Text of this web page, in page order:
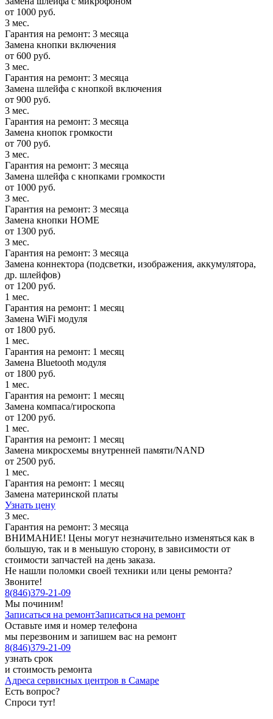
от 1000 руб.
3 мес.
Гарантия на ремонт: 3 месяца
Замена кнопки включения
от 600 руб.
3 мес.
Гарантия на ремонт: 3 месяца
Замена шлейфа с кнопкой включения
от 900 руб.
3 мес.
Гарантия на ремонт: 3 месяца
Замена кнопок громкости
от 700 руб.
3 мес.
Гарантия на ремонт: 3 месяца
Замена шлейфа с кнопками громкости
от 1000 руб.
3 мес.
Гарантия на ремонт: 3 месяца
Замена кнопки HOME
от 1300 руб.
3 мес.
Гарантия на ремонт: 3 месяца
Замена коннектора (подсветки, изображения, аккумулятора,
др. шлейфов)
от 1200 руб.
1 мес.
Гарантия на ремонт: 1 месяц
Замена WiFi модуля
от 1800 руб.
1 мес.
Гарантия на ремонт: 1 месяц
Замена Bluetooth модуля
от 1800 руб.
1 мес.
Гарантия на ремонт: 1 месяц
Замена компаса/гироскопа
от 1200 руб.
1 мес.
Гарантия на ремонт: 1 месяц
Замена микросхемы внутренней памяти/NAND
от 2500 руб.
1 мес.
Гарантия на ремонт: 1 месяц
Замена материнской платы
Узнать цену
3 мес.
Гарантия на ремонт: 3 месяца
ВНИМАНИЕ! Цены могут незначительно изменяться как в
большую, так и в меньшую сторону, в зависимости от
стоимости запчастей на день заказа.
Не нашли поломки своей техники или цены ремонта?
Звоните!
8(846)379-21-09
Мы починим!
Записаться на ремонтЗаписаться на ремонт
Оставьте имя и номер телефона
мы перезвоним и запишем вас на ремонт
8(846)379-21-09
узнать срок
и стоимость ремонта
Адреса сервисных центров в Самаре
Есть вопрос?
Спроси тут!